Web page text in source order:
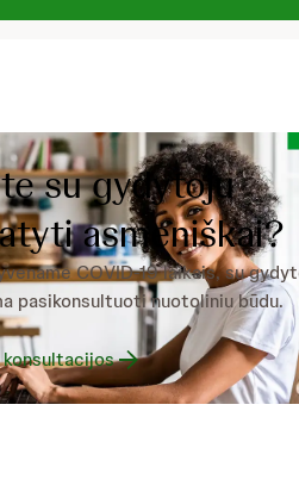
su gydytoju
asmeniškai?
COVID-19 laikais, su
pasikonsultuoti nuotoliniu būdu.